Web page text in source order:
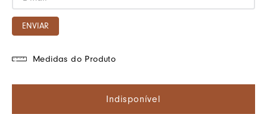
ENVIAR
Medidas do Produto
Indisponível